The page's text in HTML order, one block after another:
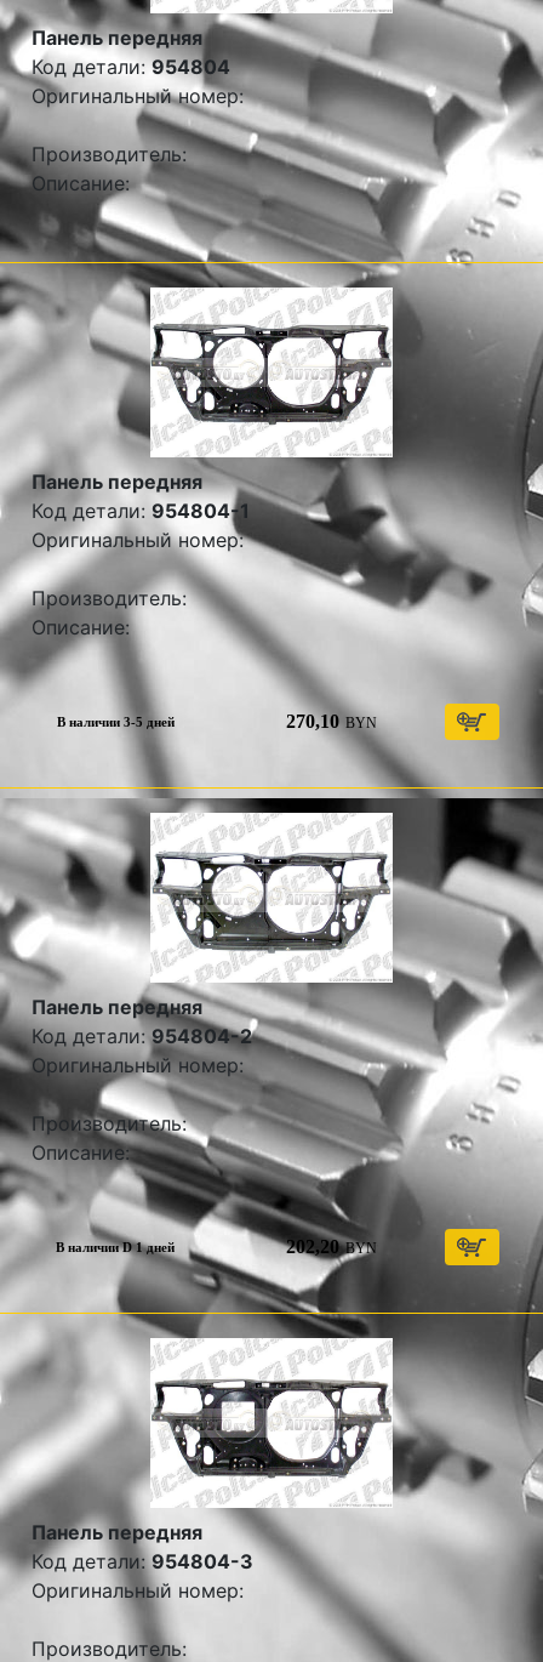
Панель передняя
Код детали:954804
Оригинальный номер:
Производитель:
Описание:
Панель передняя
Код детали: 954804-1
Оригинальный номер:
Производитель:
Описание:
В наличии 3-5 дней 270,10 BYN
Панель передняя
Код детали: 954804-2
Оригинальный номер:
Производитель:
Описание:
В наличии D 1 дней 202,20 BYN
Панель передняя
Код детали: 954804-3
Оригинальный номер:
Производитель: